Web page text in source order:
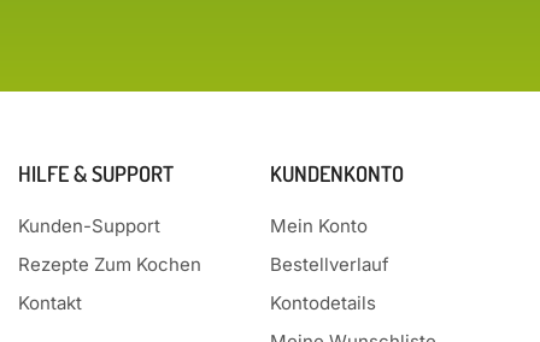
HILFE & SUPPORT
Kunden-Support
Rezepte Zum Kochen
Kontakt
KUNDENKONTO
Mein Konto
Bestellverlauf
Kontodetails